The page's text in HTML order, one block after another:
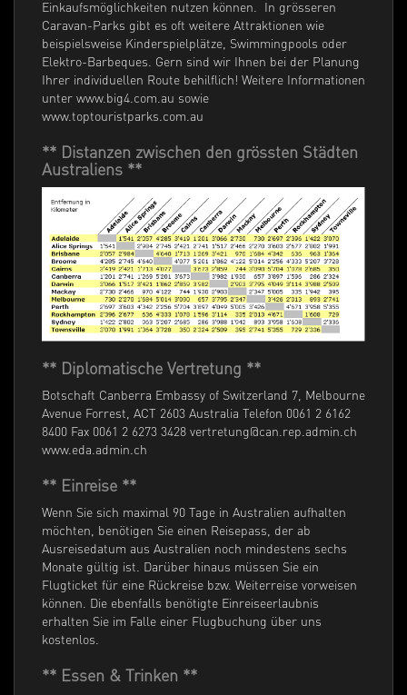
Einkaufsmöglichkeiten nutzen können. In grösseren
Caravan-Parks gibt es oft weitere Attraktionen wie
beispielsweise Kinderspielplätze, Swimmingpools oder
Elektro-Barbeques. Gern sind wir Ihnen bei der Planung
Ihrer individuellen Route behilflich! Weitere Informationen
unter www.big4.com.au sowie
www.toptouristparks.com.au
** Distanzen zwischen den grössten Städten
Australiens **
** Diplomatische Vertretung **
Botschaft Canberra Embassy of Switzerland 7, Melbourne
Avenue Forrest, ACT 2603 Australia Telefon 0061 2 6162
8400 Fax 0061 2 6273 3428 vertretung@can.rep.admin.ch
www.eda.admin.ch
** Einreise **
Wenn Sie sich maximal 90 Tage in Australien aufhalten
möchten, benötigen Sie einen Reisepass, der ab
Ausreisedatum aus Australien noch mindestens sechs
Monate gültig ist. Darüber hinaus müssen Sie ein
Flugticket für eine Rückreise bzw. Weiterreise vorweisen
können. Die ebenfalls benötigte Einreiseerlaubnis
erhalten Sie im Falle einer Flugbuchung über uns
kostenlos.
** Essen & Trinken **